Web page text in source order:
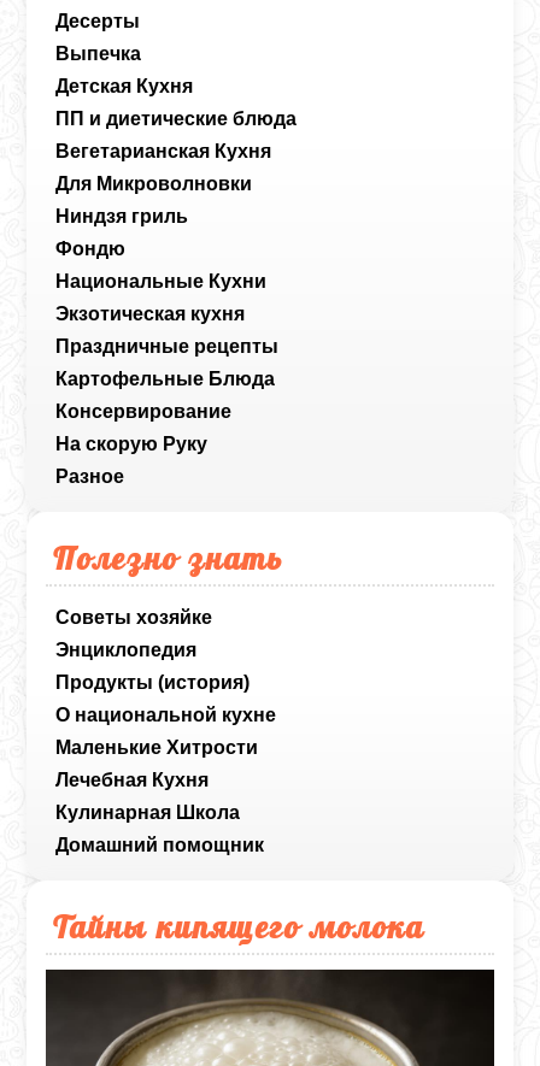
Десерты
Выпечка
Детская Кухня
ПП и диетические блюда
Вегетарианская Кухня
Для Микроволновки
Ниндзя гриль
Фондю
Национальные Кухни
Экзотическая кухня
Праздничные рецепты
Картофельные Блюда
Консервирование
На скорую Руку
Разное
Полезно знать
Советы хозяйке
Энциклопедия
Продукты (история)
О национальной кухне
Маленькие Хитрости
Лечебная Кухня
Кулинарная Школа
Домашний помощник
Тайны кипящего молока